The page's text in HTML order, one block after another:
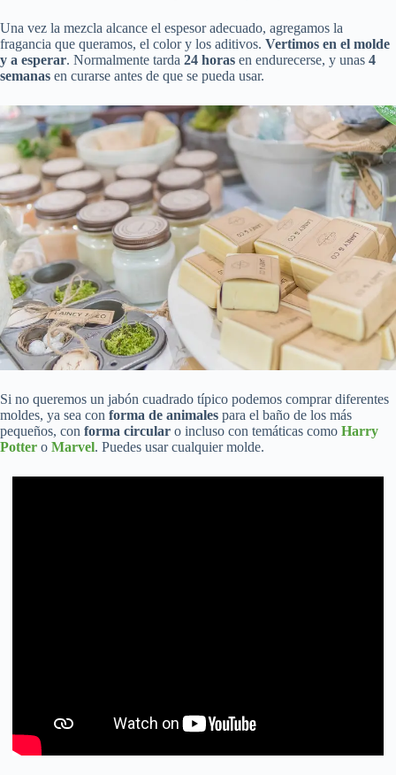
Una vez la mezcla alcance el espesor adecuado, agregamos la
fragancia que queramos, el color y los aditivos. Vertimos en el molde
y a esperar. Normalmente tarda 24 horas en endurecerse, y unas 4
semanas en curarse antes de que se pueda usar.
Si no queremos un jabón cuadrado típico podemos comprar diferentes
moldes, ya sea con forma de animales para el baño de los más
pequeños, con forma circular o incluso con temáticas como Harry
Potter o Marvel. Puedes usar cualquier molde.